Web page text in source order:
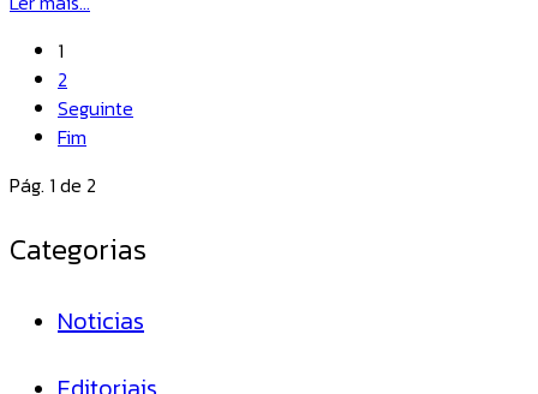
1
2
Seguinte
Fim
Pág. 1 de 2
Categorias
Noticias